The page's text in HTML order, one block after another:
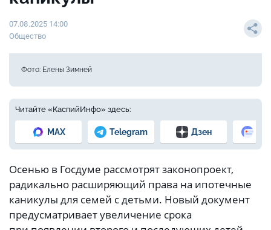
07.08.2025 14:00
Общество
Фото: Елены Зимней
Читайте «КаспийИнфо» здесь:
MAX Telegram Дзен
Осенью в Госдуме рассмотрят законопроект,
радикально расширяющий права на ипотечные
каникулы для семей с детьми. Новый документ
предусматривает увеличение срока